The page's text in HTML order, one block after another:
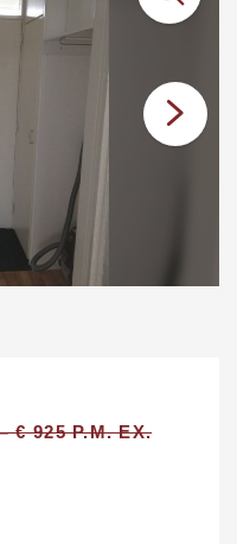
€ 925 P.M. EX.